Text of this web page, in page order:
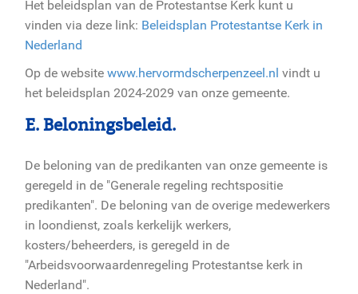
Het beleidsplan van de Protestantse Kerk kunt u
vinden via deze link: Beleidsplan Protestantse Kerk in
Nederland
Op de website www.hervormdscherpenzeel.nl vindt u
het beleidsplan 2024-2029 van onze gemeente.
E. Beloningsbeleid.
De beloning van de predikanten van onze gemeente is
geregeld in de "Generale regeling rechtspositie
predikanten". De beloning van de overige medewerkers
in loondienst, zoals kerkelijk werkers,
kosters/beheerders, is geregeld in de
"Arbeidsvoorwaardenregeling Protestantse kerk in
Nederland".